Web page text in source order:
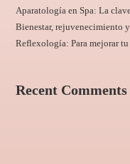
Aparatología en Spa: La
Bienestar, rejuvenecimiento
Reflexología: Para mejorar
Recent Comments